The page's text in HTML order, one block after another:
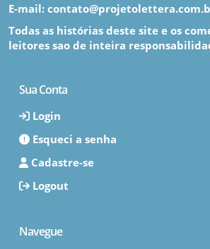
E-mail:
Todas as histórias deste site e os
leitores sao de inteira
Sua Conta
Login
Esqueci a senha
Cadastre-se
Logout
Navegue